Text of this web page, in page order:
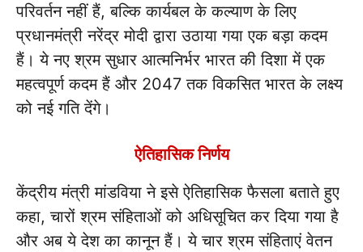
परिवर्तन नहीं हैं, बल्कि कार्यबल के कल्याण के लिए
प्रधानमंत्री नरेंद्र मोदी द्वारा उठाया गया एक बड़ा कदम
हैं। ये नए श्रम सुधार आत्मनिर्भर भारत की दिशा में एक
महत्वपूर्ण कदम हैं और 2047 तक विकसित भारत के लक्ष्य
को नई गति देंगे।
ऐतिहासिक निर्णय
केंद्रीय मंत्री मांडविया ने इसे ऐतिहासिक फैसला बताते हुए
कहा, चारों श्रम संहिताओं को अधिसूचित कर दिया गया है
और अब ये देश का कानून हैं। ये चार श्रम संहिताएं वेतन